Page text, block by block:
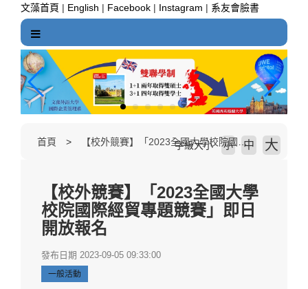
文藻首頁 | English | Facebook | Instagram | 系友會臉書
首頁 【校外競賽】「2023全國大學校院國際經貿專題競賽」即日開放報名
字級大小 小 中 大
【校外競賽】「2023全國大學
校院國際經貿專題競賽」即日
開放報名
發布日期 2023-09-05 09:33:00
一般活動